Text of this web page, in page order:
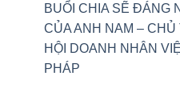
BUỔI CHIA SẼ ĐÁNG
CỦA ANH NAM – CHỦ
HỘI DOANH NHÂN
PHÁP